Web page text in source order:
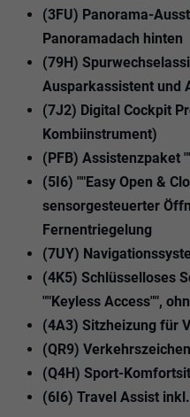
(3FU) Panorama-
Panoramadach hinten
(79H)
Ausparkassistent und
(7J2) Digital Cockpit
Kombiinstrument)
(PFB) Assistenzpaket
(5I6) ""Easy Open &
sensorgesteuerter
Fernentriegelung
(7UY)
(4K5) Schlüsselloses
""Keyless Access"",
(4A3) Sitzheizung für
(QR9)
(Q4H) Sport-
(6I6) Travel Assist